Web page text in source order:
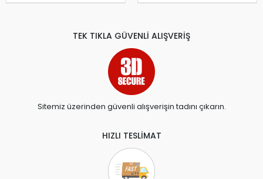
TEK TIKLA GÜVENLİ ALIŞVERİŞ
Sitemiz üzerinden güvenli alışverişin tadını çıkarın.
HIZLI TESLİMAT